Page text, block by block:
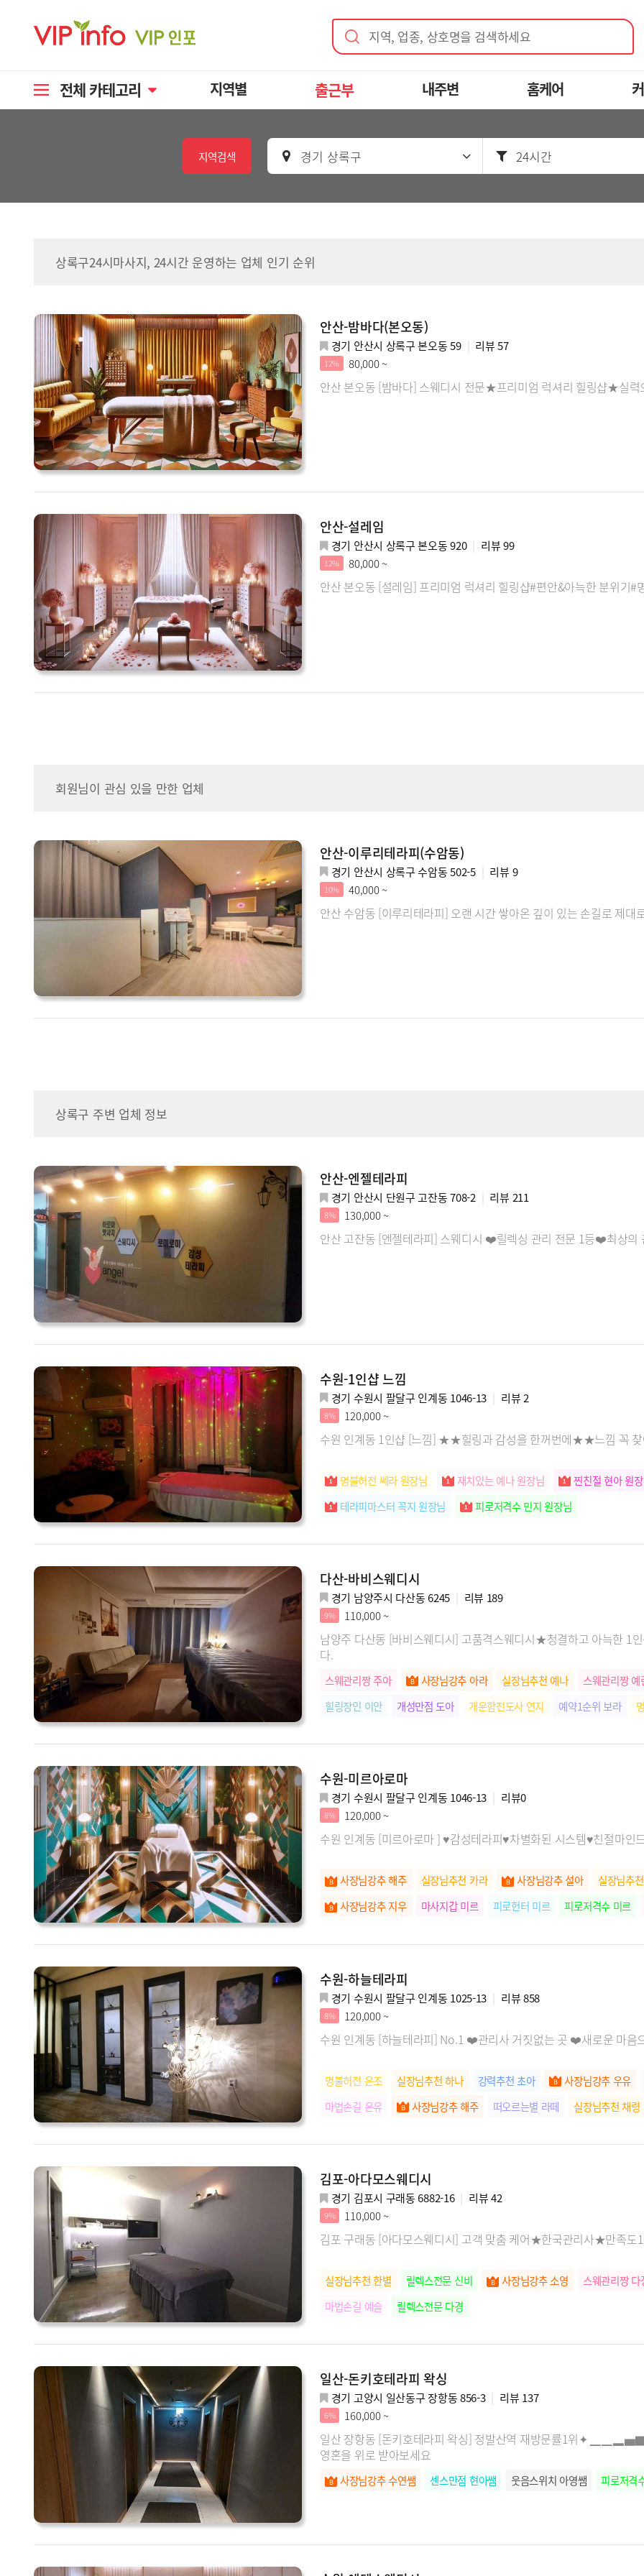
지역, 업종, 상호명을 검색하세요
전체 카테고리 지역별 출근부 내주변 홈케어
지역검색 경기 상록구 24시간
상록구24시마사지, 24시간 운영하는 업체 인기 순위
안산-밤바다(본오동)
경기 안산시 상록구 본오동 59 리뷰57
12% 80,000 ~
안산 본오동 [밤바다] 스웨디시 전문★프리미엄 럭셔리 힐링샵★실력
안산-설레임
경기 안산시 상록구 본오동 920 리뷰99
12% 80,000 ~
안산 본오동 [설레임] 프리미엄 럭셔리 힐링샵#편안&아늑한 분위기#
회원님이 관심 있을 만한 업체
안산-이루리테라피(수암동)
경기 안산시 상록구 수암동 502-5 리뷰 9
10% 40,000 ~
안산 수암동 [이루리테라피] 오랜 시간 쌓아온 깊이 있는 손길로 제대
상록구 주변 업체 정보
안산-엔젤테라피
경기 안산시 단원구 고잔동 708-2 리뷰 211
8% 130,000 ~
안산 고잔동 [엔젤테라피] 스웨디시 ❤️릴렉싱 관리 전문 1등❤️최상의
수원-1인샵 느낌
경기 수원시 팔달구 인계동 1046-13 리뷰2
8% 120,000 ~
수원 인계동 1인샵 [느낌] ★★힐링과 감성을 한꺼번에★★느낌 꼭
명불허전 쎄라 원장님 재치있는 예나 원장님 찐친절 현아 원
테라피마스터 꼭지 원장님
피로저격수 민지 원장님
다산-바비스웨디시
경기 남양주시 다산동 6245 리뷰 189
9% 110,000 ~
남양주 다산동 [바비스웨디시] 고품격스웨디시★청결하고 아늑한 1
다.
스웨관리짱 주아 사장님강추 아라 실장님추천 예나 스웨관리짱 예
힐링장인 이안
개성만점 도아 개운함전도사 연지 예약1순위 보라
수원-미르아로마
경기 수원시 팔달구 인계동 1046-13 리뷰0
8% 120,000 ~
수원 인계동 [미르아로마 ] ♥감성테라피♥차별화된 시스템♥친절마
사장님강추 해주 실장님추천 카라 사장님강추 설아 실장님추
사장님강추 지우
마사지갑 미르 피로헌터 미르 피로저격수 미르
수원-하늘테라피
경기 수원시 팔달구 인계동 1025-13 리뷰858
8% 120,000 ~
수원 인계동 [하늘테라피] No.1 ❤️관리사 거짓없는 곳 ❤️새로운 마음
명불허전 은조 실장님추천 하나 강력추천 초아 사장님강추 우유
마법손길 온유
사장님강추 해주 떠오르는별 라떼 실장님추천 채령
김포-아다모스웨디시
경기 김포시 구래동 6882-16 리뷰42
9% 110,000 ~
김포 구래동 [아다모스웨디시] 고객 맞춤 케어★한국관리사★만족도
실장님추천 한별 릴렉스전문 신비 사장님강추 소영 스웨관리짱 다
마법손길 예슬
릴렉스전문 다경
일산-돈키호테라피 왁싱
경기 고양시 일산동구 장항동 856-3 리뷰 137
6% 160,000 ~
일산 장항동 [돈키호테라피 왁싱] 정발산역 재방문률1위✦
영혼을 위로 받아보세요
사장님강추 수연쌤 센스만점 현아쌤 웃음스위치 아영쌤 피로저격